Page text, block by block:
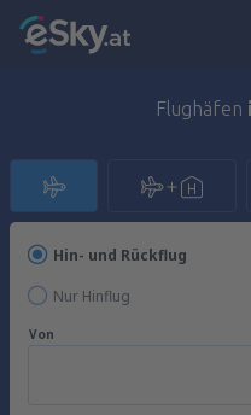
Flughäfen
Hin- und Rückflug
Nur Hinflug
Von